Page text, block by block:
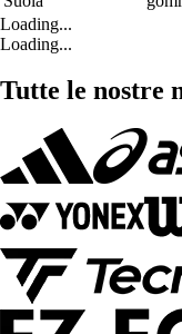
Loading...
Loading...
Tutte le nostre